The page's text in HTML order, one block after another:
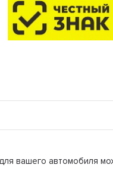
для вашего автомобиля